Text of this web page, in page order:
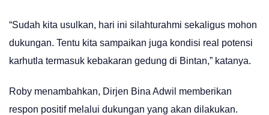
“Sudah kita usulkan, hari ini silahturahmi sekaligus mohon
dukungan. Tentu kita sampaikan juga kondisi real potensi
karhutla termasuk kebakaran gedung di Bintan,” katanya.
Roby menambahkan, Dirjen Bina Adwil memberikan
respon positif melalui dukungan yang akan dilakukan.